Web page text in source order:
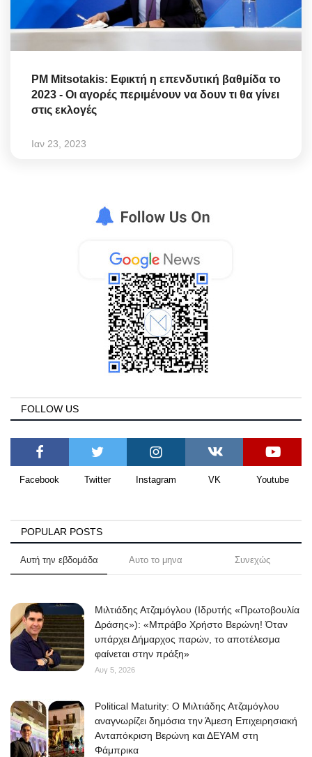
PM Mitsotakis: Εφικτή η επενδυτική βαθμίδα το
2023 - Οι αγορές περιμένουν να δουν τι θα γίνει
στις εκλογές
Ιαν 23, 2023
FOLLOW US
Facebook Twitter Instagram VK Youtube
POPULAR POSTS
Αυτή την εβδομάδα Αυτο το μηνα Συνεχώς
Μιλτιάδης Ατζαμόγλου (Ιδρυτής «Πρωτοβουλία
Δράσης»): «Μπράβο Χρήστο Βερώνη! Όταν
υπάρχει Δήμαρχος παρών, το αποτέλεσμα
φαίνεται στην πράξη»
Αυγ 5, 2026
Political Maturity: Ο Μιλτιάδης Ατζαμόγλου
αναγνωρίζει δημόσια την Άμεση Επιχειρησιακή
Ανταπόκριση Βερώνη και ΔΕΥΑΜ στη
Φάμπρικα